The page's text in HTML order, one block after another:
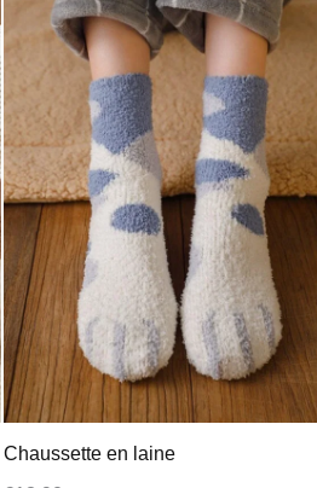
Chaussette en laine